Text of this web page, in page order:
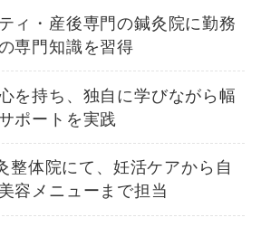
ィ・産後専門の鍼灸院に勤務
専門知識を習得
を持ち、独自に学びながら幅
ポートを実践
整体院にて、妊活ケアから自
容メニューまで担当